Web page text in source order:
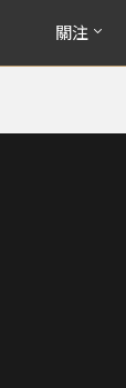
關注